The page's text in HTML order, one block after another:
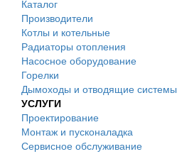
Каталог
Производители
Котлы и котельные
Радиаторы отопления
Насосное оборудование
Горелки
Дымоходы и отводящие системы
УСЛУГИ
Проектирование
Монтаж и пусконаладка
Сервисное обслуживание